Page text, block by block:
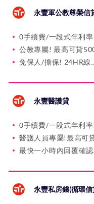
永豐軍公教尊榮信
0手續費/一段式年利率
公教專屬! 最高可貸
免保人/擔保! 24HR線
永豐醫護貸
0手續費/一段式年利
醫護人員專屬!最高可
最快一小時內回覆確
永豐私房錢(循環信